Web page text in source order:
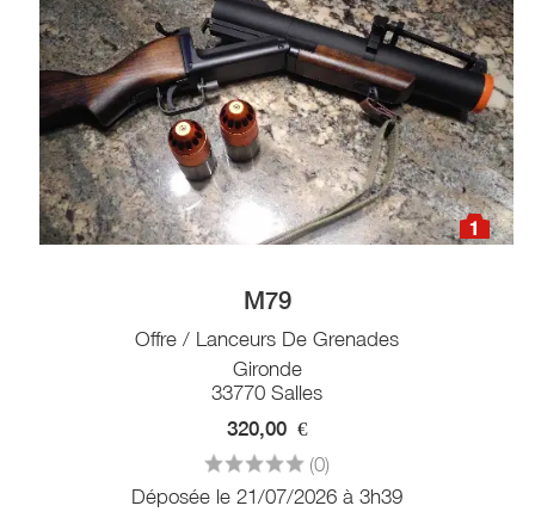
1
M79
Offre / Lanceurs De Grenades
Gironde
33770 Salles
320,00 €
(0)
Déposée le 21/07/2026 à 3h39